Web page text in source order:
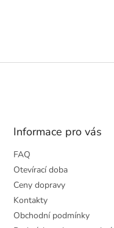
Informace pro vás
FAQ
Otevírací doba
Ceny dopravy
Kontakty
Obchodní podmínky